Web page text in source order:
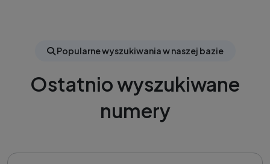
Popularne wyszukiwania w naszej bazie
Ostatnio wyszukiwane
numery